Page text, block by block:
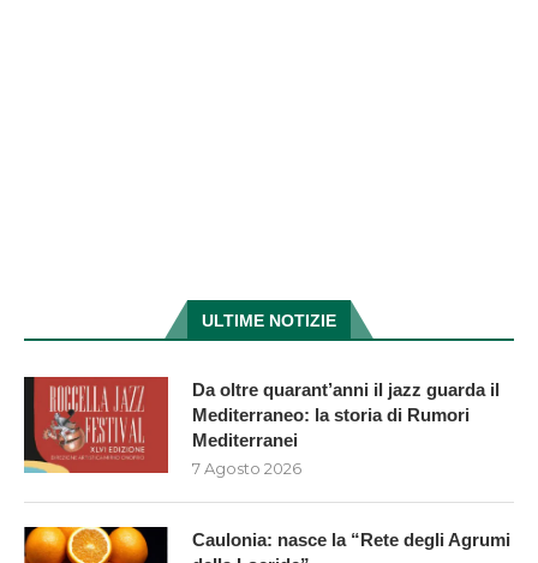
ULTIME NOTIZIE
Da oltre quarant’anni il jazz guarda il
Mediterraneo: la storia di Rumori
Mediterranei
7 Agosto 2026
Caulonia: nasce la “Rete degli Agrumi